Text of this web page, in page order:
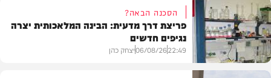
פוליטי
הסכנה הבאה?
פריצת דרך מדעית: הבינה המלאכותית יצרה
נגיפים חדשים
22:49
06/08/26יצחק כהן